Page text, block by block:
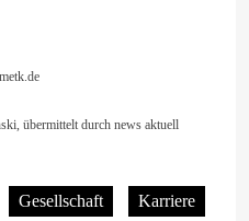
übermittelt durch news aktuell
Gesellschaft Karriere